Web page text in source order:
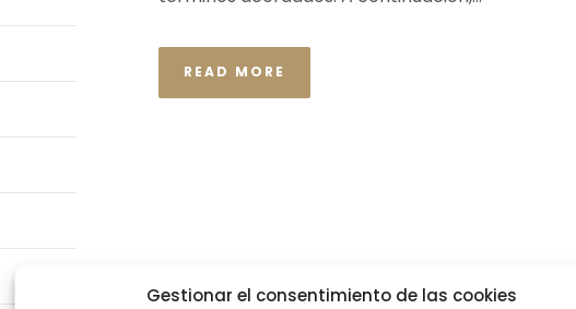
Gestionar el consentimiento de las cookies
READ MORE